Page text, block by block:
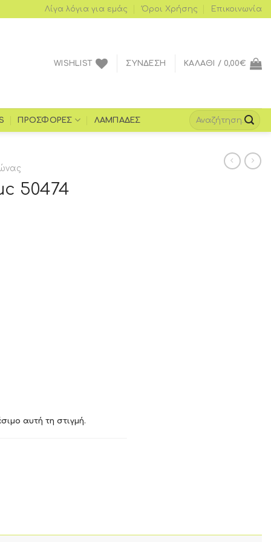
Λίγα λόγια για εμάς Όροι Xρήσης Επικοινωνία
WISHLIST ΣΎΝΔΕΣΗ ΚΑΛΆΘΙ / 0,00€
ΠΡΟΣΦΟΡΈΣ ΛΑΜΠΆΔΕΣ
50474
αυτή τη στιγμή.